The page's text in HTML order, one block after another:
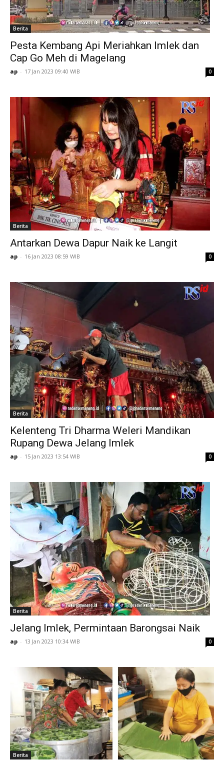
Berita
Pesta Kembang Api Meriahkan Imlek dan
Cap Go Meh di Magelang
ap - 17 Jan 2023 09:40 WIB 0
Berita
Antarkan Dewa Dapur Naik ke Langit
ap - 16 Jan 2023 08:59 WIB 0
Berita
Kelenteng Tri Dharma Weleri Mandikan
Rupang Dewa Jelang Imlek
ap - 15 Jan 2023 13:54 WIB 0
Berita
Jelang Imlek, Permintaan Barongsai Naik
ap - 13 Jan 2023 10:34 WIB 0
Berita